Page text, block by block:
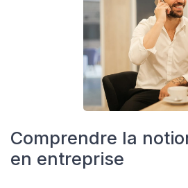
Comprendre la
en entreprise